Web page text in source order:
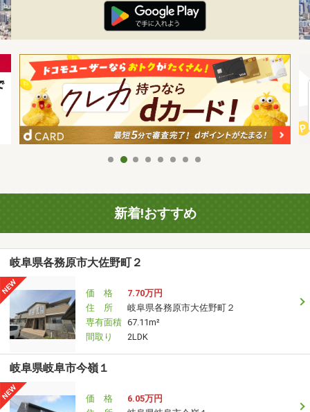
新着!おすすめ
岐阜県各務原市大佐野町２
価 格
7.70万円
住 所
岐阜県各務原市大佐野町２
専有面積 67.11m²
間取り
2LDK
岐阜県岐阜市今嶺１
価 格
6.05万円